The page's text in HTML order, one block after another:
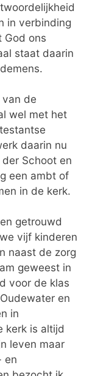
in verbinding
God ons
staat daarin
van de
wel met het
daarin nu
Schoot en
een ambt of
in de kerk.
getrouwd
vijf kinderen
naast de zorg
geweest in
voor de klas
en
in
kerk is altijd
leven maar
en